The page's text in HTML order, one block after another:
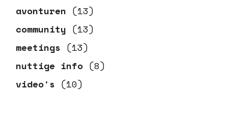
avonturen (13)
community (13)
meetings (13)
nuttige info (8)
video's (10)